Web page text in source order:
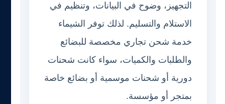
التجهيز، وضوح في البيانات، وتنظيم في
الاستلام والتسليم. لذلك توفر الشيماء
خدمة شحن تجاري مخصصة للبضائع
والطلبات والكميات، سواء كانت شحنات
دورية أو شحنات موسمية أو بضائع خاصة
بمتجر أو مؤسسة.